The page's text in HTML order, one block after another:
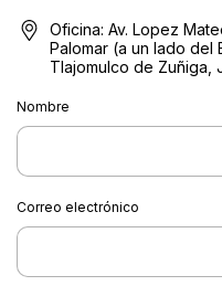
Oficina: Av. Lopez
Palomar (a un lado del
Tlajomulco de Zuñiga,
Nombre
Correo electrónico